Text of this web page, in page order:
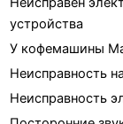
устройства
У кофемашины
Неисправность
Неисправность